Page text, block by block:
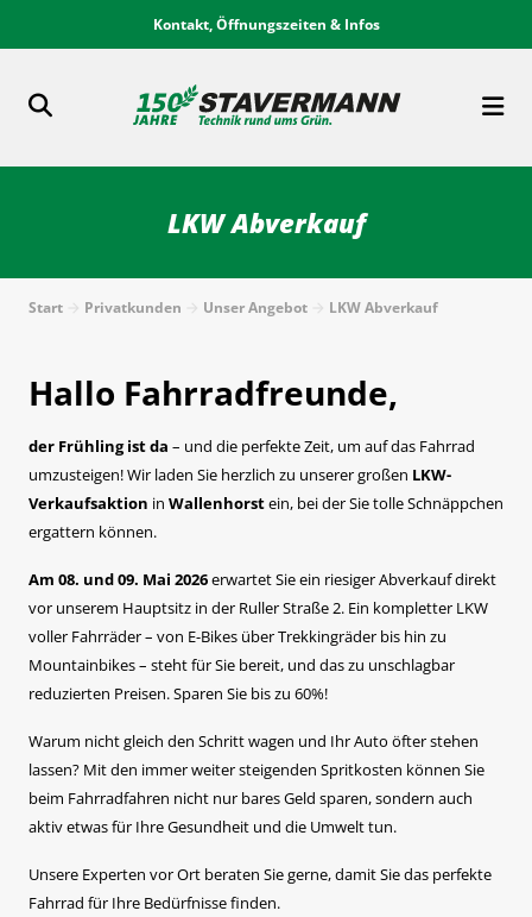
Kontakt, Öffnungszeiten & Infos
LKW Abverkauf
Start Privatkunden Unser Angebot LKW Abverkauf
Hallo Fahrradfreunde,
der Frühling ist da – und die perfekte Zeit, um auf das Fahrrad
umzusteigen! Wir laden Sie herzlich zu unserer großen LKW-
Verkaufsaktion in Wallenhorstein, bei der Sie tolle Schnäppchen
ergattern können.
Am 08. und 09. Mai 2026erwartet Sie ein riesiger Abverkauf direkt
vor unserem Hauptsitz in der Ruller Straße 2. Ein kompletter LKW
voller Fahrräder – von E-Bikes über Trekkingräder bis hin zu
Mountainbikes – steht für Sie bereit, und das zu unschlagbar
reduzierten Preisen. Sparen Sie bis zu 60%!
Warum nicht gleich den Schritt wagen und Ihr Auto öfter stehen
lassen? Mit den immer weiter steigenden Spritkosten können Sie
beim Fahrradfahren nicht nur bares Geld sparen, sondern auch
aktiv etwas für Ihre Gesundheit und die Umwelt tun.
Unsere Experten vor Ort beraten Sie gerne, damit Sie das perfekte
Fahrrad für Ihre Bedürfnisse finden.